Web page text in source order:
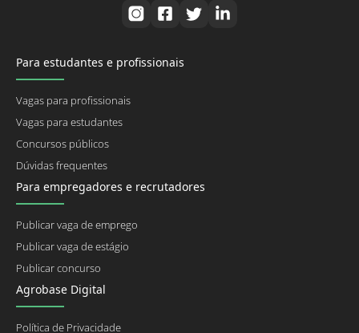
Para estudantes e profissionais
Vagas para profissionais
Vagas para estudantes
Concursos públicos
Dúvidas frequentes
Para empregadores e recrutadores
Publicar vaga de emprego
Publicar vaga de estágio
Publicar concurso
Agrobase Digital
Política de Privacidade